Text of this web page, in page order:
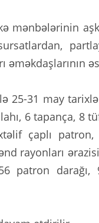
mənbələrinin
əməkdaşlarının
25-31 may
6 tapança, 8
çaplı
rayonları
patron